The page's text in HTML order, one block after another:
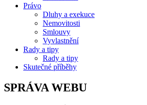
Právo
Dluhy a exekuce
Nemovitosti
Smlouvy
Vyvlastnění
Rady a tipy
Rady a tipy
Skutečné příběhy
SPRÁVA WEBU